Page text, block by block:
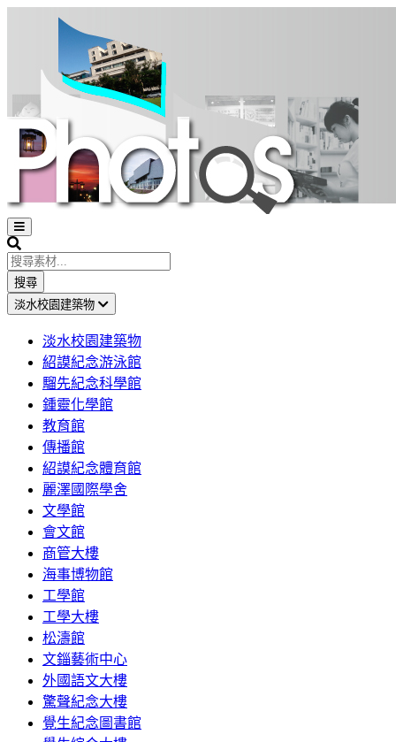
Open
sidebar
Search
搜尋
淡水校園建築物
淡水校園建築物
紹謨紀念游泳館
騮先紀念科學館
鍾靈化學館
教育館
傳播館
紹謨紀念體育館
麗澤國際學舍
文學館
會文館
商管大樓
海事博物館
工學館
工學大樓
松濤館
文錙藝術中心
外國語文大樓
驚聲紀念大樓
覺生紀念圖書館